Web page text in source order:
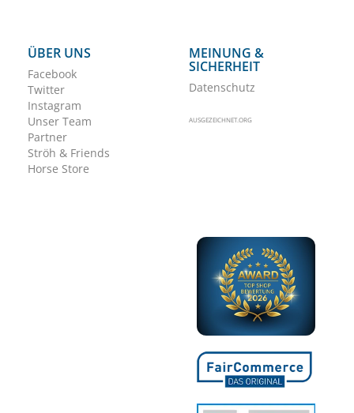
ÜBER UNS
Facebook
Twitter
Instagram
Unser Team
Partner
Ströh & Friends
Horse Store
MEINUNG &
SICHERHEIT
Datenschutz
AUSGEZEICHNET.ORG